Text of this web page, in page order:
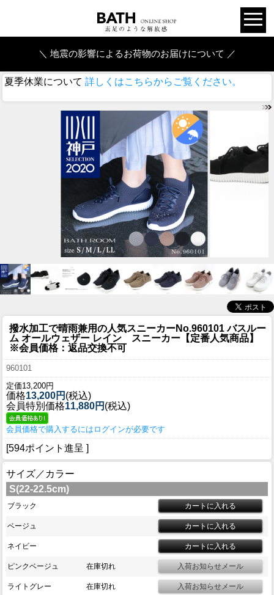
＼ 地震の影響によるお荷物のお届けについて ／
夏季休業について 詳しくはこちらからご覧ください。
撥水加工で晴雨兼用の人気スニーカーNo.960101 バスルー
ム オールウェザー レイン スニーカー【定番人気商品】
※会員価格：返品交換不可
960101
定価13,200円
価格13,200円 (税込)
会員特別価格11,880円 (税込)
会員価格で購入するにはログインが必要です
[594ポイント進呈 ]
サイズ／カラー
S(22-22.5cm)
ブラック
ベージュ
ネイビー
ピンクベージュ 在庫切れ
ライトグレー 在庫切れ